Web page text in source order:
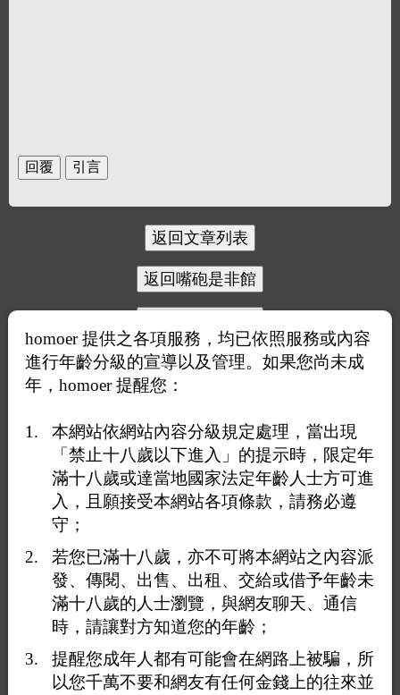
<< 60 61
回覆611：沒想到這首娟詩這麼有深度：❤️愛隨
屎飛～
2025-07-16 15:54:59（ 49.216.184.173）
引用
引用 Ai解詩時間：❤️愛隨屎飛～ 在 2025-07-16 15:38:35
發表的文章：
引用
娟玲伯
大趴攬
homoer 提供之各項服務，均已依照服務或內容
進行年齡分級的宣導以及管理。如果您尚未成
年，homoer 提醒您：
本網站依網站內容分級規定處理，當出現
「禁止十八歲以下進入」的提示時，限定年
滿十八歲或達當地國家法定年齡人士方可進
入，且願接受本網站各項條款，請務必遵
守；
若您已滿十八歲，亦不可將本網站之內容派
發、傳閱、出售、出租、交給或借予年齡未
滿十八歲的人士瀏覽，與網友聊天、通信
時，請讓對方知道您的年齡；
提醒您成年人都有可能會在網路上被騙，所
以您千萬不要和網友有任何金錢上的往來並